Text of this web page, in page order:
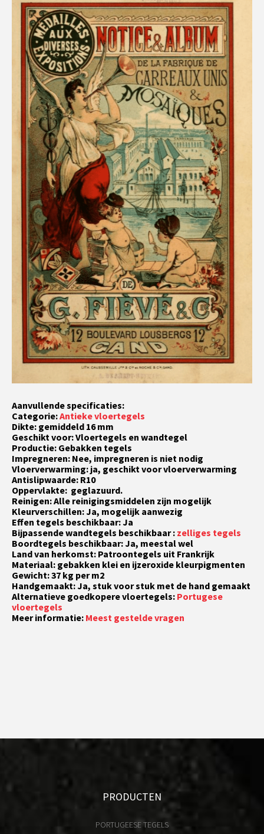
Aanvullende specificaties:
Categorie:Antieke vloertegels
Dikte: gemiddeld 16 mm
Geschikt voor: Vloertegels en wandtegel
Productie: Gebakken tegels
Impregneren: Nee, impregneren is niet nodig
Vloerverwarming: ja, geschikt voor vloerverwarming
Antislipwaarde: R10
Oppervlakte: geglazuurd.
Reinigen: Alle reinigingsmiddelen zijn mogelijk
Kleurverschillen: Ja, mogelijk aanwezig
Effen tegels beschikbaar: Ja
Bijpassende wandtegels beschikbaar : zelliges tegels
Boordtegels beschikbaar: Ja, meestal wel
Land van herkomst: Patroontegels uit Frankrijk
Materiaal: gebakken klei en ijzeroxide kleurpigmenten
Gewicht: 37 kg per m2
Handgemaakt: Ja, stuk voor stuk met de hand gemaakt
Alternatieve goedkopere vloertegels: Portugese
vloertegels
Meer informatie: Meest gestelde vragen
PRODUCTEN
PORTUGEESE TEGELS